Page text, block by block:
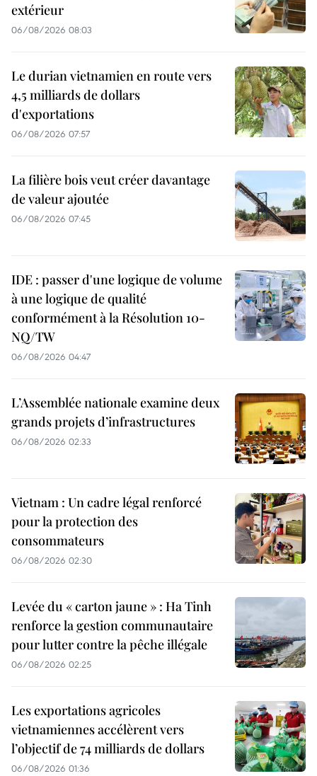
extérieur
06/08/2026 08:03
Le durian vietnamien en route vers
4,5 milliards de dollars
d'exportations
06/08/2026 07:57
La filière bois veut créer davantage
de valeur ajoutée
06/08/2026 07:45
IDE : passer d'une logique de volume
à une logique de qualité
conformément à la Résolution 10-
NQ/TW
06/08/2026 04:47
L’Assemblée nationale examine deux
grands projets d’infrastructures
06/08/2026 02:33
Vietnam : Un cadre légal renforcé
pour la protection des
consommateurs
06/08/2026 02:30
Levée du « carton jaune » : Ha Tinh
renforce la gestion communautaire
pour lutter contre la pêche illégale
06/08/2026 02:25
Les exportations agricoles
vietnamiennes accélèrent vers
l’objectif de 74 milliards de dollars
06/08/2026 01:36